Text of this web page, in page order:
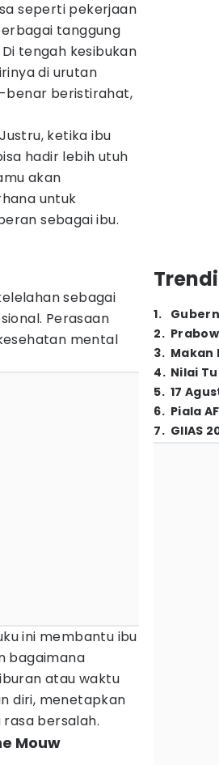
seperti pekerjaan
tanggung
tengah kesibukan
di urutan
benar beristirahat,
ketika ibu
hadir lebih utuh
akan
untuk
sebagai ibu.
sebagai
Perasaan
mental
ini membantu ibu
bagaimana
atau waktu
diri, menetapkan
bersalah.
Mouw
1.
2.
3. Makan
4. Nilai
5. 17
6. Piala
7. GIIAS